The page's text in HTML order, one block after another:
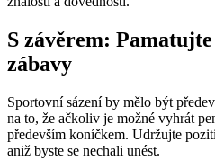
S závěrem:
zábavy
Sportovní sázení by mělo být
na to, že ačkoliv je možné vyhrát
především koníčkem. Udržujte
aniž byste se nechali unést.